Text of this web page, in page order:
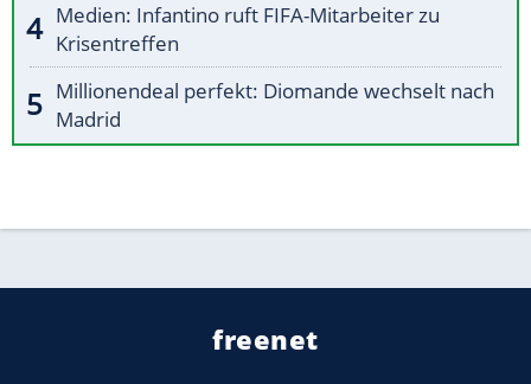
Medien: Infantino ruft FIFA-Mitarbeiter zu
Krisentreffen
Millionendeal perfekt: Diomande wechselt nach
Madrid
freenet